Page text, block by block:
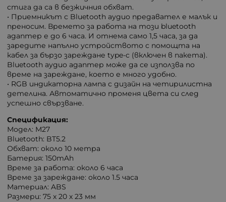
стига да са в безжичния обхват.
• Приемникът с Bluetooth аудио предавател е малък и
преносим. Времето за работа на този bluetooth
адаптер е до 6 часа. И отнема само 1,5 часа, за да
заредите напълно устройството с помощта на
кабел за бързо зареждане type-c (включен в пакета).
Bluetooth аудио адаптер може да се използва по
време на зареждане, което е много удобно.
• RGB индикаторна лампа с дизайн на четирилистна
детелина. Автоматично променя цвета си след
успешно свързване.
Спецификация:
Модел: M27
Bluetooth: BT5.2
Обхват: около 10 метра
Батерия: 150mAh
Време за работа: около 6 часа
Време за зареждане: около 1.5 часа
Материал: ABS
Размери: 75 х 20 х 23 мм